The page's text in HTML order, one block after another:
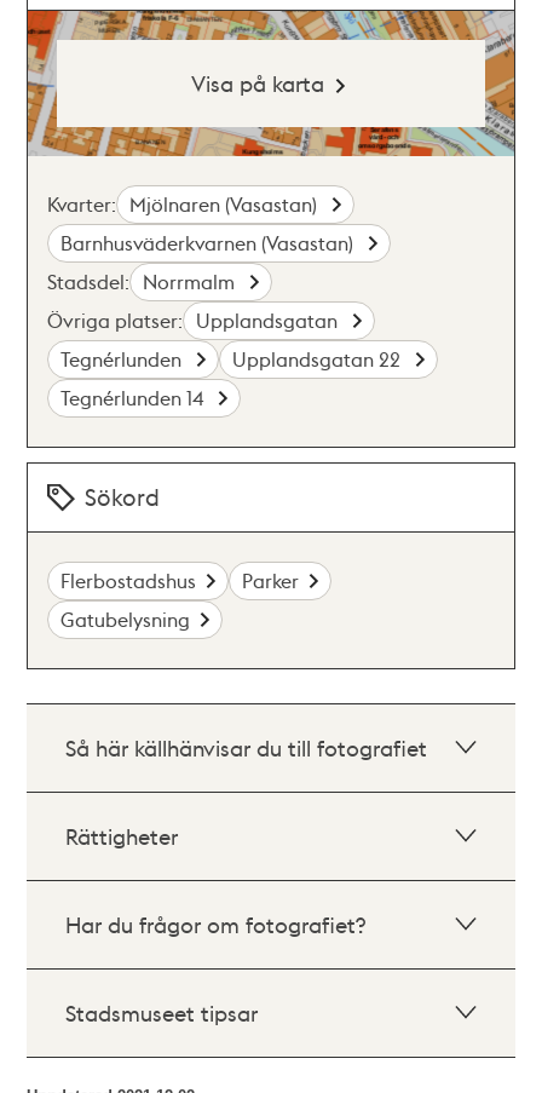
Visa på karta
Kvarter: Mjölnaren (Vasastan)
Barnhusväderkvarnen (Vasastan)
Stadsdel: Norrmalm
Övriga platser: Upplandsgatan
Tegnérlunden
Upplandsgatan 22
Tegnérlunden 14
Sökord
Flerbostadshus
Parker
Gatubelysning
Så här källhänvisar du till fotografiet
Rättigheter
Har du frågor om fotografiet?
Stadsmuseet tipsar